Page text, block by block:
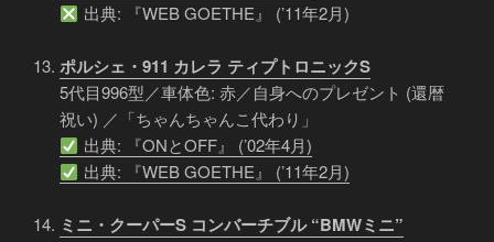
出典: 『WEB GOETHE』 (’11年2月)
ポルシェ・911 カレラ ティプトロニックS
5代目996型／車体色: 赤／自身へのプレゼント (還暦
祝い) ／「ちゃんちゃんこ代わり」
出典: 『ONとOFF』 (’02年4月)
出典: 『WEB GOETHE』 (’11年2月)
ミニ・クーパーS コンバーチブル “BMWミニ”